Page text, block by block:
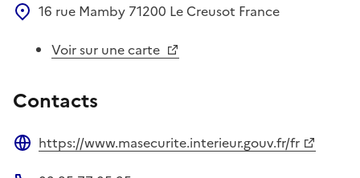
16 rue Mamby 71200 Le Creusot France
Voir sur une carte
Contacts
https://www.masecurite.interieur.gouv.fr/fr